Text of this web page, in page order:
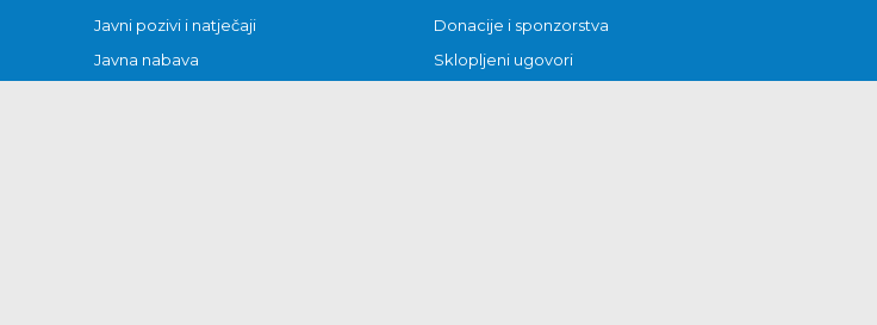
Javni pozivi i natječaji
Javna nabava
Donacije i sponzorstva
Sklopljeni ugovori